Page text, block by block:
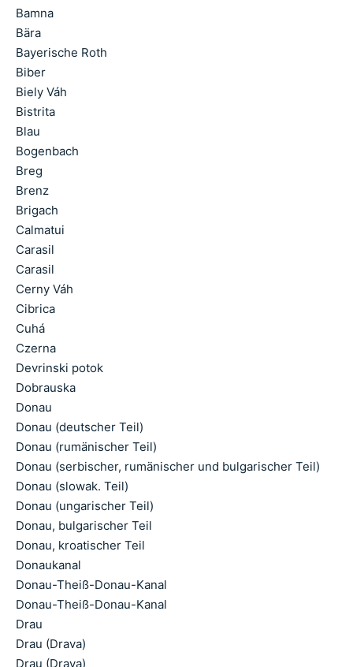
Bamna
Bära
Bayerische Roth
Biber
Biely Váh
Bistrita
Blau
Bogenbach
Breg
Brenz
Brigach
Calmatui
Carasil
Carasil
Cerny Váh
Cibrica
Cuhá
Czerna
Devrinski potok
Dobrauska
Donau
Donau (deutscher Teil)
Donau (rumänischer Teil)
Donau (serbischer, rumänischer und bulgarischer Teil)
Donau (slowak. Teil)
Donau (ungarischer Teil)
Donau, bulgarischer Teil
Donau, kroatischer Teil
Donaukanal
Donau-Theiß-Donau-Kanal
Donau-Theiß-Donau-Kanal
Drau
Drau (Drava)
Drau (Drava)